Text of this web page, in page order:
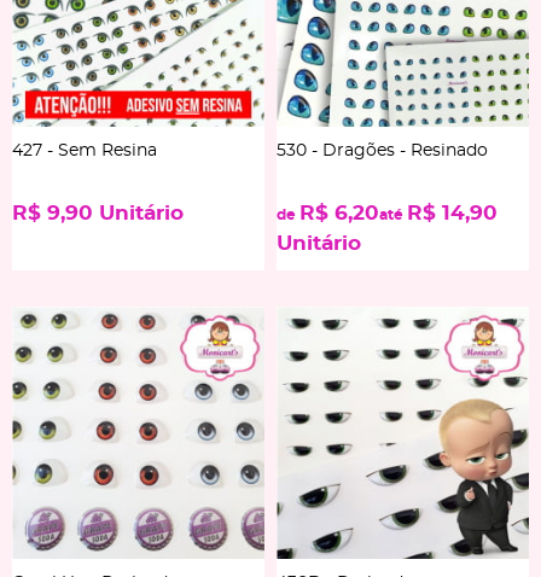
427 - Sem Resina
R$ 9,90 Unitário
530 - Dragões - Resinado
de R$ 6,20até R$ 14,90
Unitário